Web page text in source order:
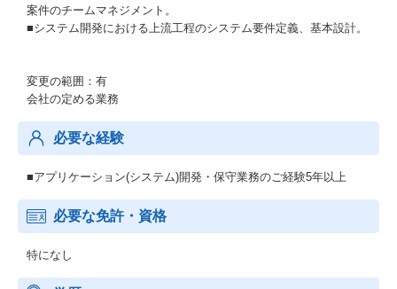
案件のチームマネジメント。
■システム開発における上流工程のシステム要件定義、基本設計。
変更の範囲：有
会社の定める業務
必要な経験
■アプリケーション(システム)開発・保守業務のご経験5年以上
必要な免許・資格
特になし